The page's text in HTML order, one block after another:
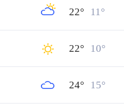
22° 11°
22° 10°
24° 15°